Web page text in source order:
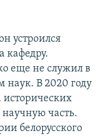
устроился
кафедру.
еще не служил в
наук. В 2020 году
исторических
научную часть.
белорусского